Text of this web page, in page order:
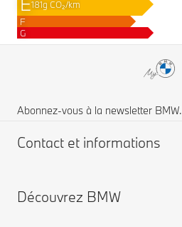
181g CO₂/km
F
G
Abonnez-vous à la newsletter BMW.
Contact et informations
Service à la clientèle
Découvrez BMW